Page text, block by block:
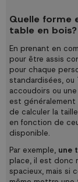
Quelle forme
table en bois?
En prenant en
pour être assis
pour chaque
standardisées,
accoudoirs ou
est généralement
de calculer la
en fonction de
disponible.
Par exemple, une
place, il est donc
spacieux, mais si